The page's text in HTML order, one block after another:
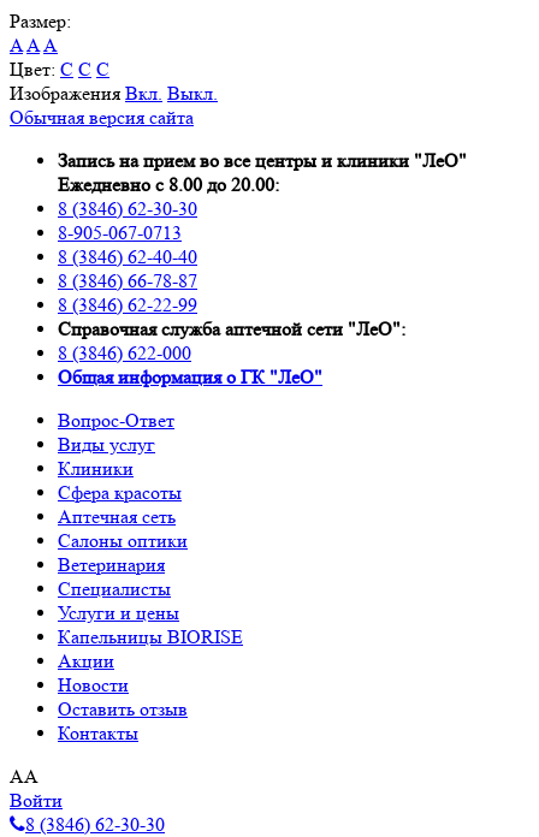
Размер:
AAA
Цвет: C C C
Изображения Вкл. Выкл.
Обычная версия сайта
Запись на прием во все центры и клиники "ЛеО"
Ежедневно с 8.00 до 20.00:
8 (3846) 62-30-30
8-905-067-0713
8 (3846) 62-40-40
8 (3846) 66-78-87
8 (3846) 62-22-99
Справочная служба аптечной сети "ЛеО":
8 (3846) 622-000
Oбщая информация о ГК "ЛеО"
Вопрос-Ответ
Виды услуг
Клиники
Сфера красоты
Аптечная сеть
Салоны оптики
Ветеринария
Специалисты
Услуги и цены
Капельницы BIORISE
Акции
Новости
Оставить отзыв
Контакты
AA
Войти
8 (3846) 62-30-30